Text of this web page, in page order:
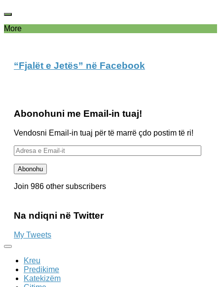
More
“Fjalët e Jetës” në Facebook
Abonohuni me Email-in tuaj!
Vendosni Email-in tuaj për të marrë çdo postim të ri!
Adresa
e
Email-
it
Abonohu
Join 986 other subscribers
Na ndiqni në Twitter
My Tweets
Kreu
Predikime
Katekizëm